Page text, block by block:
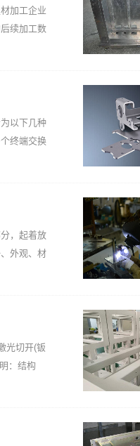
加工企业
续加工数
以下几种
终端交换
，起着放
外观、材
光切开(钣
：结构